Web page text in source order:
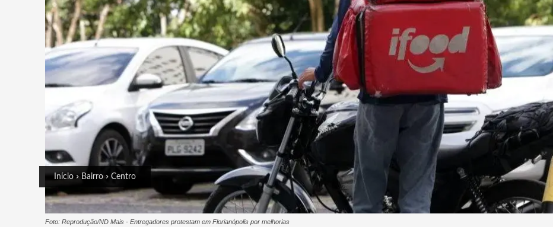
Início Bairro Centro
Foto: Reprodução/ND Mais - Entregadores protestam em Florianópolis por melhorias